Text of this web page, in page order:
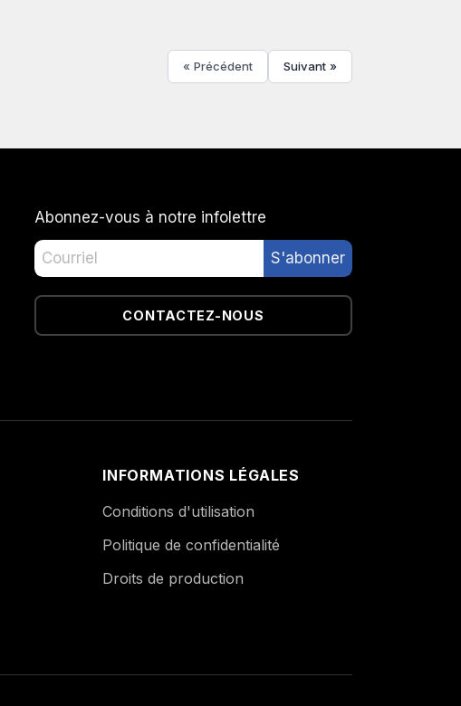
« Précédent Suivant »
Abonnez-vous à notre infolettre
CONTACTEZ-NOUS
INFORMATIONS LÉGALES
Conditions d'utilisation
Politique de confidentialité
Droits de production